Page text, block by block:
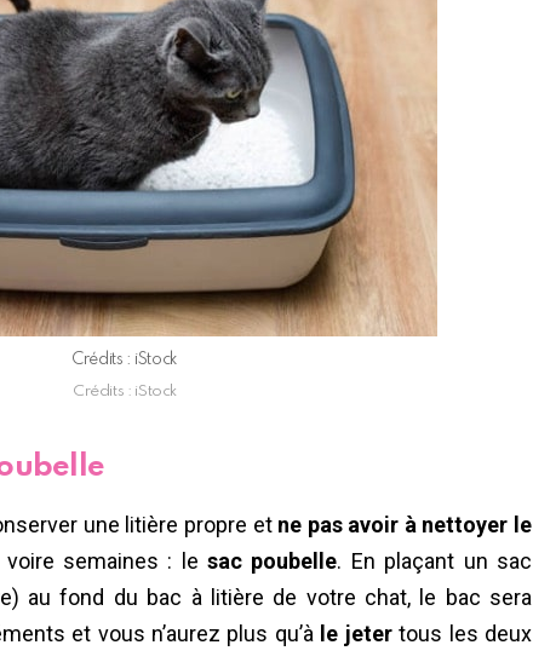
Crédits : iStock
Crédits : iStock
une litière propre et ne pas avoir à nettoyer le
voire semaines : lesac poubelle. En plaçant un sac
au fond du bac à litière de votre chat, le bac sera
et vous n’aurez plus qu’à le jetertous les deux